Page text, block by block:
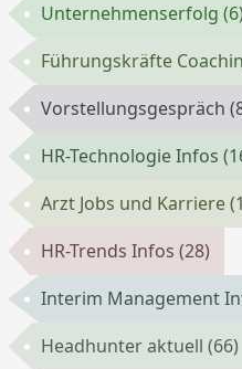
Unternehmenserfolg(6)
Führungskräfte
Vorstellungsgespräch
HR-Technologie Infos
Arzt Jobs und Karriere
HR-Trends Infos(28)
Interim Management
Headhunter aktuell(66)